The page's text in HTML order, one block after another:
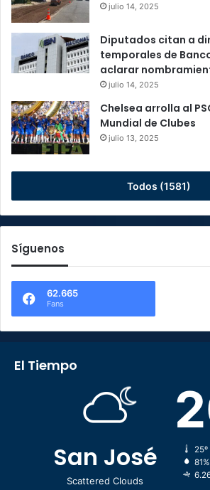
julio 14, 2025
Diputados citan a
temporales de
aclarar
julio 14, 2025
Chelsea arrolla al
Mundial de Clubes
julio 13, 2025
Todos (1581)
Síguenos
62.665
Fans
El Tiempo
San José
Scattered Clouds
81%